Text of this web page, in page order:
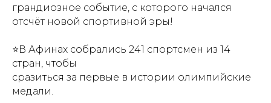
грандиозное событие, с которого начался
отсчёт новой спортивной эры!
⭐️В Афинах собрались 241 спортсмен из 14
стран, чтобы
сразиться за первые в истории олимпийские
медали.